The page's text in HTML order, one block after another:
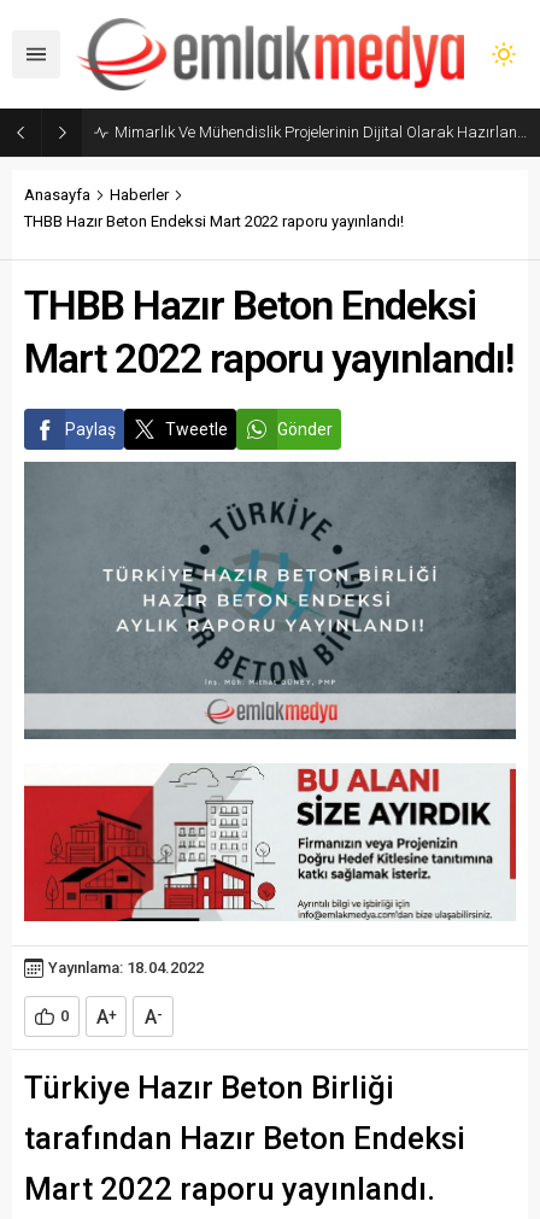
Mimarlık Ve Mühendislik Projelerinin Dijital Olarak Hazırlanması Hakkında Yönetmelik yayımlandı
Anasayfa
Haberler
THBB Hazır Beton Endeksi Mart 2022 raporu yayınlandı!
THBB Hazır Beton Endeksi
Mart 2022 raporu yayınlandı!
Paylaş Tweetle Gönder
Yayınlama: 18.04.2022
0 A+ A-
Türkiye Hazır Beton Birliği
tarafından Hazır Beton Endeksi
Mart 2022 raporu yayınlandı.